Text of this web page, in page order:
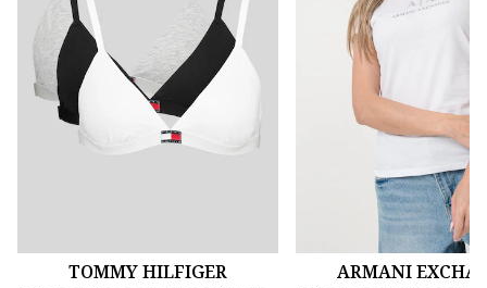
TOMMY HILFIGER
ARMANI